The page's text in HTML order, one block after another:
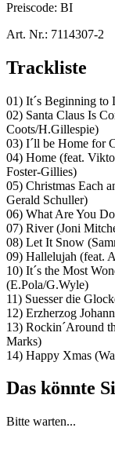
Preiscode: BI
Art. Nr.: 7114307-2
Trackliste
01) It´s Beginning
02) Santa Claus Is
Coots/H.Gillespie)
03) I´ll be Home for
04) Home (feat.
Foster-Gillies)
05) Christmas Each
Gerald Schuller)
06) What Are You
07) River (Joni
08) Let It Snow
09) Hallelujah (feat.
10) It´s the Most
(E.Pola/G.Wyle)
11) Suesser die
12) Erzherzog
13) Rockin´Around
Marks)
14) Happy Xmas
Das könnte
Bitte warten...